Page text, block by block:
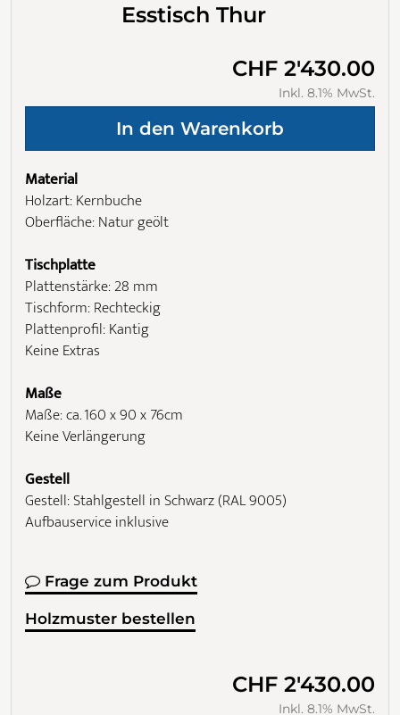
Esstisch Thur
CHF 2'430.00
Inkl. 8.1% MwSt.
Material
Holzart: Kernbuche
Oberfläche: Natur geölt
Tischplatte
Plattenstärke: 28 mm
Tischform: Rechteckig
Plattenprofil: Kantig
Keine Extras
Maße
Maße: ca. 160 x 90 x 76cm
Keine Verlängerung
Gestell
Gestell: Stahlgestell in Schwarz (RAL 9005)
Aufbauservice inklusive
Frage zum Produkt
Holzmuster bestellen
CHF 2'430.00
Inkl. 8.1% MwSt.